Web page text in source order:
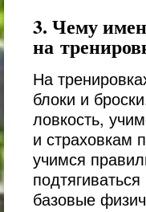
3. Чему
на
На
блоки и
ловкость,
и страховкам
учимся
базовые